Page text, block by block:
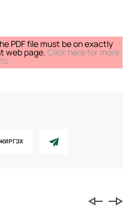
PDF file must be on exactly
web page. Click here for more